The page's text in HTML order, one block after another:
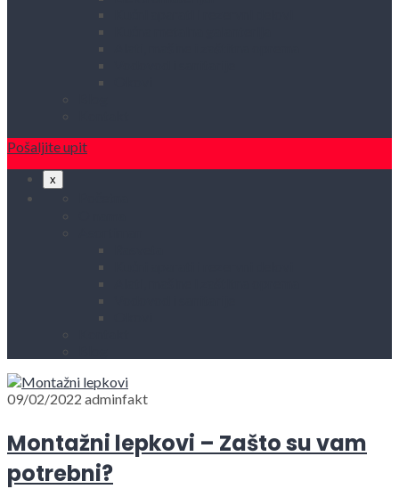
Pošaljite upit
x
09/02/2022 adminfakt
Montažni lepkovi – Zašto su vam
potrebni?